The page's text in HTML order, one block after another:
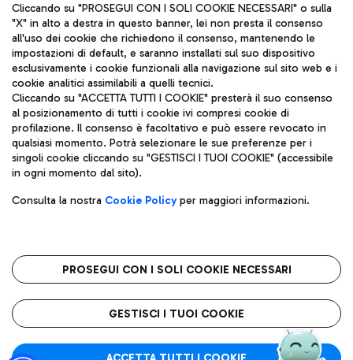
Pizza
Gelateria
Wine Bar & Sparkling
Autobus
Scopri le linee di autobus per raggiungere l'aeroporto
Leonardo Da Vinci.
Raggiungi l’aeroporto senza pensieri con il servizio di taxi a
Ristoranti
Scopri la nostra offerta per una pausa gustosa in aeroporto
Mappa Aeroporto Fiumicino
Aeroporti di Roma S.p.A. - Società soggetta a direzione e
coordinamento di Mundys S.p.A.
Codice fiscale e Registro delle Imprese di Roma 13032990155 P.
IVA 06572251004
Capitale sociale 62.224.743,00 int. vers.
Sede legale: Via Pier Paolo Racchetti 1 - 00054 Fiumicino (RM)
telefono +39 06 65951
Privacy policy
Note legali
Roma FCO
L'aeroporto stellato
Cliccando su "PROSEGUI CON I SOLI COOKIE NECESSARI" o sulla
"X" in alto a destra in questo banner, lei non presta il consenso
all'uso dei cookie che richiedono il consenso, mantenendo le
impostazioni di default, e saranno installati sul suo dispositivo
esclusivamente i cookie funzionali alla navigazione sul sito web e i
cookie analitici assimilabili a quelli tecnici.
Cliccando su "ACCETTA TUTTI I COOKIE" presterà il suo consenso
al posizionamento di tutti i cookie ivi compresi cookie di
profilazione. Il consenso è facoltativo e può essere revocato in
qualsiasi momento. Potrà selezionare le sue preferenze per i
singoli cookie cliccando su "GESTISCI I TUOI COOKIE" (accessibile
in ogni momento dal sito).
Consulta la nostra Cookie Policyper maggiori informazioni.
PROSEGUI CON I SOLI COOKIE NECESSARI
GESTISCI I TUOI COOKIE